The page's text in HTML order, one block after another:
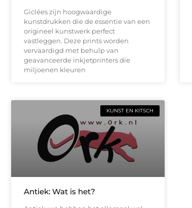
Giclées zijn hoogwaardige
kunstdrukken die de essentie van een
origineel kunstwerk perfect
vastleggen. Deze prints worden
vervaardigd met behulp van
geavanceerde inkjetprinters die
miljoenen kleuren
KUNST EN KITSCH
Antiek: Wat is het?